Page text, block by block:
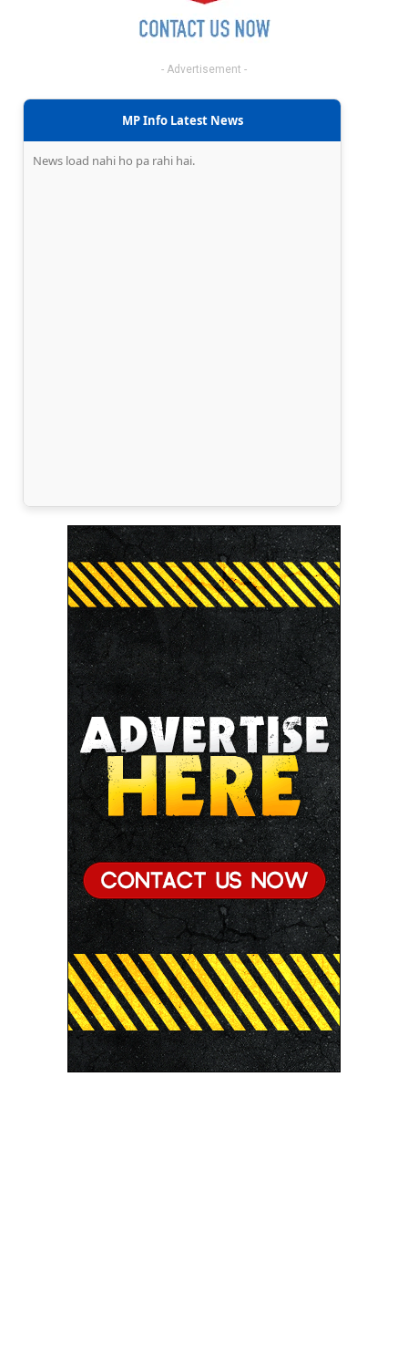
- Advertisement -
MP Info Latest News
News load nahi ho pa rahi hai.